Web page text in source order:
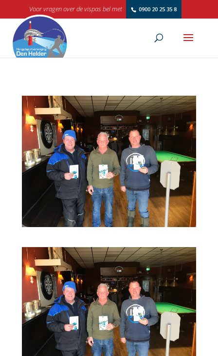
Voor vragen over de vispas bel met 0900 20 25 35 8